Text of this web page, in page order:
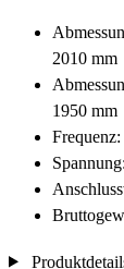
2010 mm
1950 mm